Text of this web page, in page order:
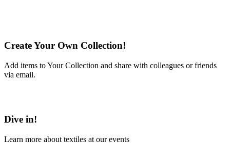
Create Your Own Collection!
Add items to Your Collection and share with colleagues or friends
via email.
Dive in!
Learn more about textiles at our events